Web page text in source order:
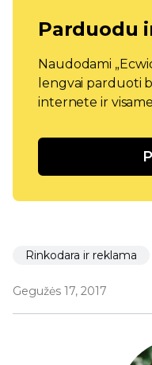
Parduodu
Naudodami
lengvai parduoti
internete ir
Rinkodara ir reklama
Gegužės 17, 2017